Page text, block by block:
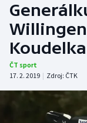
Hokej
Tenis
Atletika
ČT sport
17. 2. 2019 | Zdroj: ČTK